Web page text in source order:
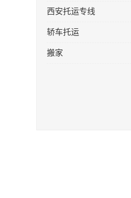
西安托运专线
轿车托运
搬家